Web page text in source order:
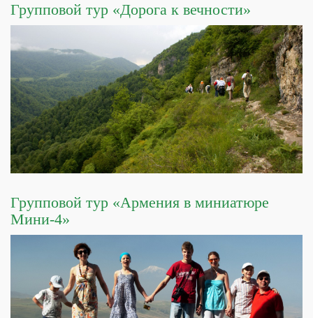
Групповой тур «Дорога к вечности»
Групповой тур «Армения в миниатюре
Мини-4»